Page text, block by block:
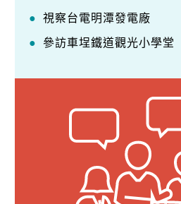
視察台電明潭發電廠
參訪車埕鐵道觀光小學堂